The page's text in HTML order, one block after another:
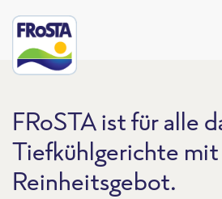
FRoSTA ist für alle
Tiefkühlgerichte
Reinheitsgebot.